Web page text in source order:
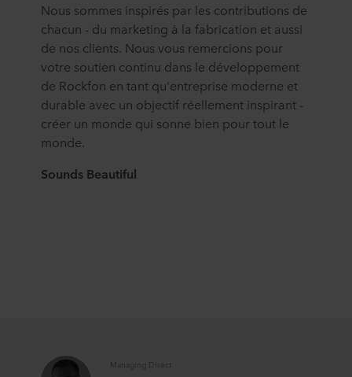
Nous sommes inspirés par les contributions de
chacun - du marketing à la fabrication et aussi
de nos clients. Nous vous remercions pour
votre soutien continu dans le développement
de Rockfon en tant qu'entreprise moderne et
durable avec un objectif réellement inspirant -
créer un monde qui sonne bien pour tout le
monde.
Sounds Beautiful
Managing Direct